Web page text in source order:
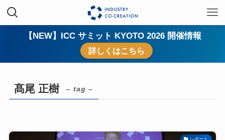
【NEW】ICC サミット KYOTO 2026 開催情報
詳しくはこちら
髙尾 正樹 – tag –
レポート